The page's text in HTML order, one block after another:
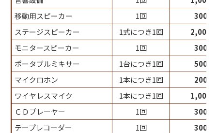
移動用スピーカー
1回
300円
ステージスピーカー
1式につき1回
2,000
モニタースピーカー
1回
300円
ポータブルミキサー
1台につき1回
500円
マイクロホン
1本につき1回
200円
ワイヤレスマイク
1本につき1回
1,000
ＣＤプレーヤー
1回
300円
テープレコーダー
1回
300円